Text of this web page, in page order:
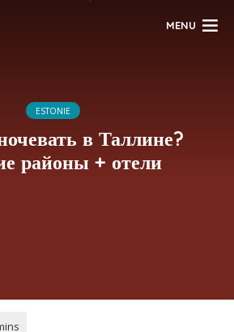
MENU
ESTONIE
в Таллине?
районы + отели